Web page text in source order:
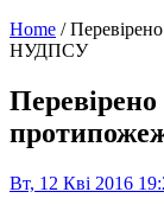
Home /
НУДПСУ
Вт, 12 Кві 2016